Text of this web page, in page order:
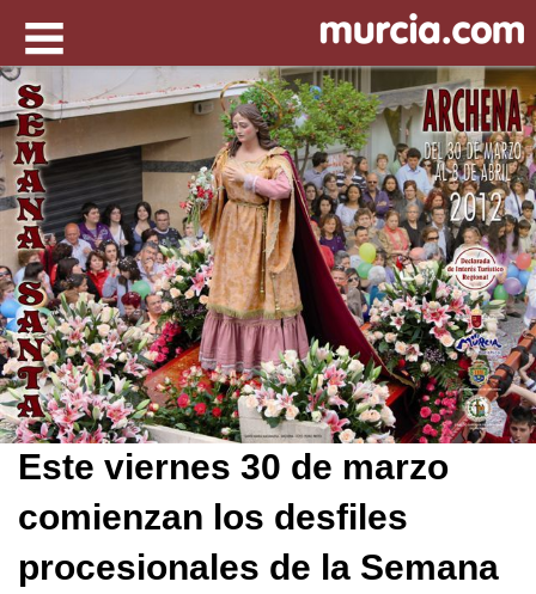
Este viernes 30 de marzo
comienzan los desfiles
procesionales de la Semana